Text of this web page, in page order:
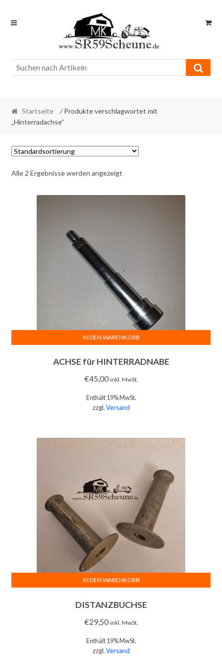
Skip
Skip
Startseite
/ Produkte verschlagwortet mit
„Hinterradachse“
Alle 2 Ergebnisse werden angezeigt
ACHSE für HINTERRADNABE
€45,00 inkl. MwSt.
Enthält 19% MwSt.
zzgl.Versand
IN DEN WARENKORB
DISTANZBUCHSE
€29,50 inkl. MwSt.
Enthält 19% MwSt.
zzgl.Versand
IN DEN WARENKORB